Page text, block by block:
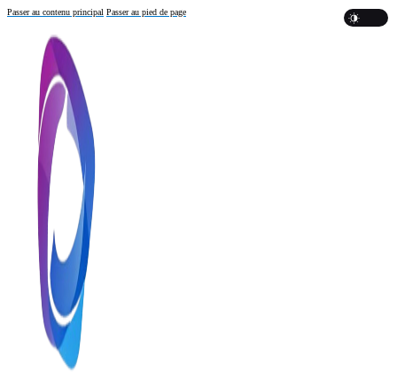
Passer au contenu principal Passer au pied de page